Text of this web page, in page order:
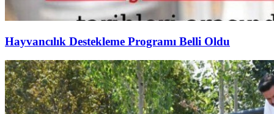
Hayvancılık Destekleme Programı Belli Oldu